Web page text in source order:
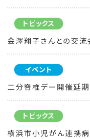
トピックス
金澤翔子さんとの交流
イベント
二分脊椎デー開催延
トピックス
横浜市小児がん連携